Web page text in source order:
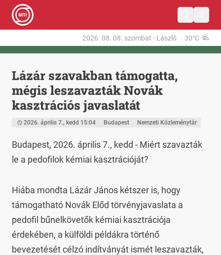
2026. 08. 08. szombat - László 30°C
Lázár szavakban támogatta,
mégis leszavazták Novák
kasztrációs javaslatát
2026. április 7., kedd 15:04 Budapest Nemzeti Közleménytár
Budapest, 2026. április 7., kedd - Miért szavazták
le a pedofilok kémiai kasztrációját?
Hiába mondta Lázár János kétszer is, hogy
támogatható Novák Előd törvényjavaslata a
pedofil bűnelkövetők kémiai kasztrációja
érdekében, a külföldi példákra történő
bevezetését célzó indítványát ismét leszavazták,